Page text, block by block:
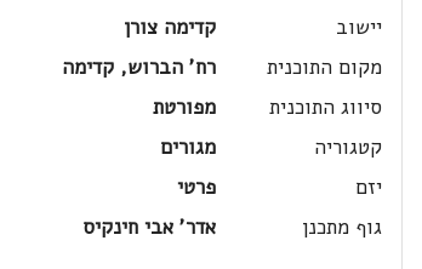
יישוב
קדימה צורן
מקום התוכנית
רח' הברוש, קדימה
סיווג התוכנית
מפורטת
קטגוריה
מגורים
יזם
פרטי
גוף מתכנן
אדר' אבי חינקיס